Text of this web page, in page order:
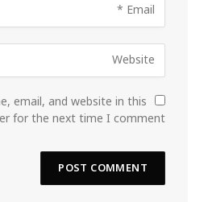
email, and website in this
for the next time I comment.